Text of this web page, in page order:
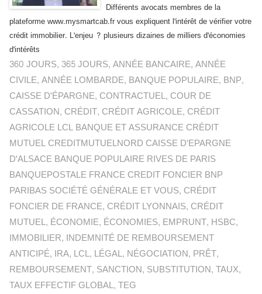
Différents avocats membres de la
plateforme www.mysmartcab.fr vous expliquent l'intérêt de vérifier votre
crédit immobilier. L'enjeu ? plusieurs dizaines de milliers d'économies
d'intérêts
360 JOURS, 365 JOURS,ANNÉE BANCAIRE,ANNÉE
CIVILE,ANNÉE LOMBARDE, BANQUE POPULAIRE, BNP,
CAISSE D'ÉPARGNE, CONTRACTUEL, COUR DE
CASSATION, CRÉDIT, CRÉDIT AGRICOLE, CRÉDIT
AGRICOLE LCL BANQUE ET ASSURANCE CRÉDIT
MUTUEL CREDITMUTUELNORD CAISSE D'EPARGNE
D'ALSACE BANQUE POPULAIRE RIVES DE PARIS
BANQUEPOSTALE FRANCE CREDIT FONCIER BNP
PARIBAS SOCIÉTÉ GÉNÉRALE ET VOUS, CRÉDIT
FONCIER DE FRANCE, CRÉDIT LYONNAIS, CRÉDIT
MUTUEL, ÉCONOMIE, ÉCONOMIES, EMPRUNT, HSBC,
IMMOBILIER, INDEMNITÉ DE REMBOURSEMENT
ANTICIPÉ, IRA, LCL, LÉGAL, NÉGOCIATION, PRÊT,
REMBOURSEMENT, SANCTION, SUBSTITUTION,TAUX,
TAUX EFFECTIF GLOBAL,TEG